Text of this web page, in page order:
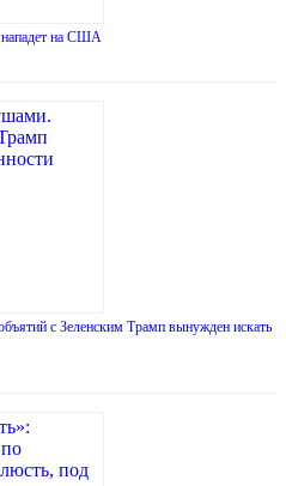
нападет на США
с Зеленским Трамп вынужден искать